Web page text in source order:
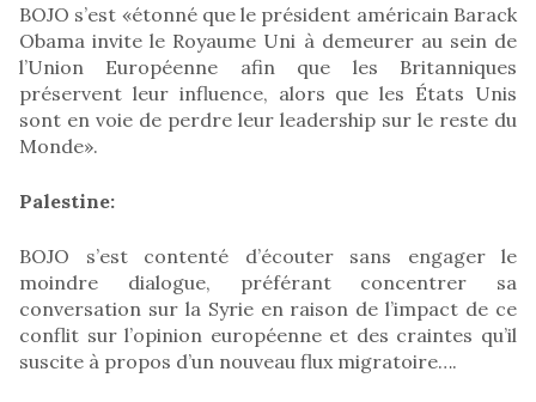
BOJO s’est «étonné que le président américain Barack
Obama invite le Royaume Uni à demeurer au sein de
l’Union Européenne afin que les Britanniques
préservent leur influence, alors que les États Unis
sont en voie de perdre leur leadership sur le reste du
Monde».
Palestine:
BOJO s’est contenté d’écouter sans engager le
moindre dialogue, préférant concentrer sa
conversation sur la Syrie en raison de l’impact de ce
conflit sur l’opinion européenne et des craintes qu’il
suscite à propos d’un nouveau flux migratoire….